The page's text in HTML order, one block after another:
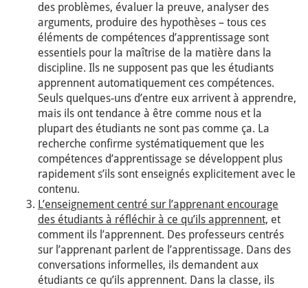
des problèmes, évaluer la preuve, analyser des
arguments, produire des hypothèses – tous ces
éléments de compétences d’apprentissage sont
essentiels pour la maîtrise de la matière dans la
discipline. Ils ne supposent pas que les étudiants
apprennent automatiquement ces compétences.
Seuls quelques-uns d’entre eux arrivent à apprendre,
mais ils ont tendance à être comme nous et la
plupart des étudiants ne sont pas comme ça. La
recherche confirme systématiquement que les
compétences d’apprentissage se développent plus
rapidement s’ils sont enseignés explicitement avec le
contenu.
L’enseignement centré sur l’apprenant encourage
des étudiants à réfléchir à ce qu’ils apprennent, et
comment ils l’apprennent. Des professeurs centrés
sur l’apprenant parlent de l’apprentissage. Dans des
conversations informelles, ils demandent aux
étudiants ce qu’ils apprennent. Dans la classe, ils